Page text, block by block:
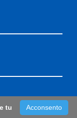
Acconsento
tu